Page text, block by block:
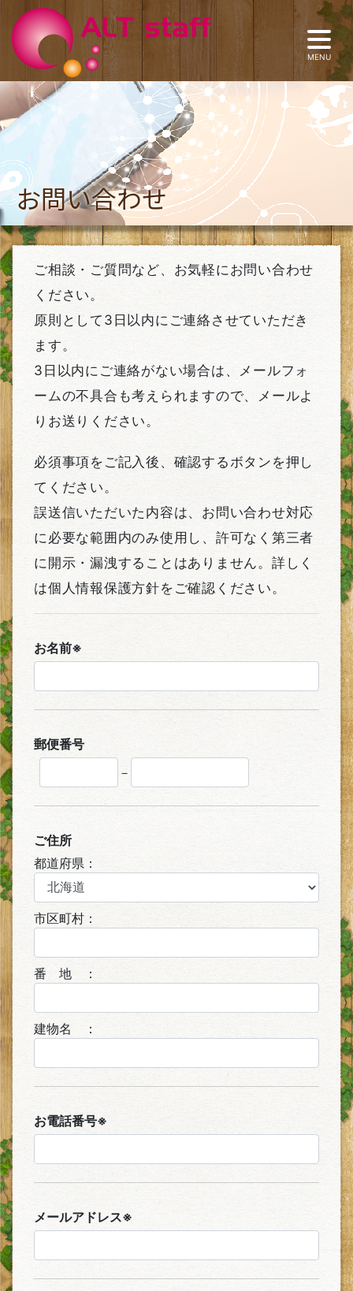
お問い合わせ
ご相談・ご質問など、お気軽にお問い合わせ
ください。
原則として3日以内にご連絡させていただき
ます。
3日以内にご連絡がない場合は、メールフォ
ームの不具合も考えられますので、メールよ
りお送りください。
必須事項をご記入後、確認するボタンを押し
てください。
誤送信いただいた内容は、お問い合わせ対応
に必要な範囲内のみ使用し、許可なく第三者
に開示・漏洩することはありません。詳しく
は個人情報保護方針をご確認ください。
お名前※
郵便番号
－
ご住所
都道府県：
市区町村：
番 地 ：
建物名 ：
お電話番号※
メールアドレス※